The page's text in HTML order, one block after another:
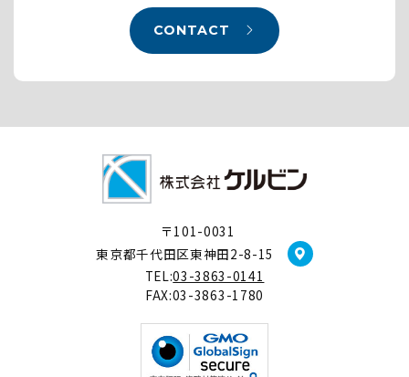
CONTACT
〒101-0031
東京都千代田区東神田2-8-15
TEL:03-3863-0141
FAX:03-3863-1780